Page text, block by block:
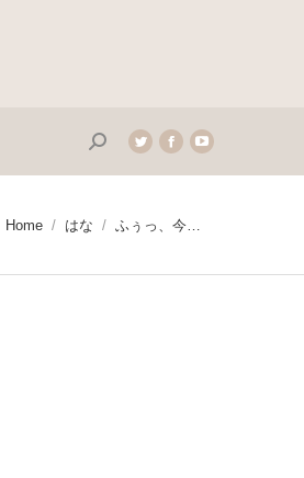
Search:Twitter
page
in
window
Facebook
page
in
window
YouTube
page
window
You are here:
Home はな ふぅっ、今…